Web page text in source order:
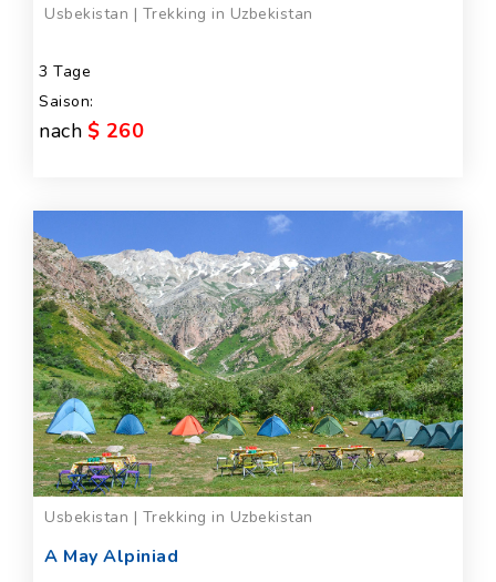
Usbekistan | Trekking in Uzbekistan
3 Tage
Saison:
nach $ 260
Usbekistan | Trekking in Uzbekistan
A May Alpiniad